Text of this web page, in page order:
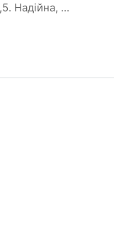
Надійна, ...